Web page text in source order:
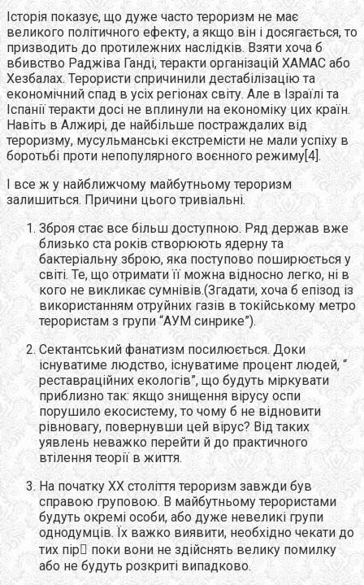
Історія показує, що дуже часто тероризм не має
великого політичного ефекту, а якщо він і досягається, то
призводить до протилежних наслідків. Взяти хоча б
вбивство Раджіва Ганді, теракти організацій ХАМАС або
Хезбалах. Терористи спричинили дестабілізацію та
економічний спад в усіх регіонах світу. Але в Ізраїлі та
Іспанії теракти досі не вплинули на економіку цих країн.
Навіть в Алжирі, де найбільше постраждалих від
тероризму, мусульманські екстремісти не мали успіху в
боротьбі проти непопулярного воєнного режиму[4].
І все ж у найближчому майбутньому тероризм
залишиться. Причини цього тривіальні.
Зброя стає все більш доступною. Ряд держав вже
близько ста років створюють ядерну та
бактеріальну зброю, яка поступово поширюється у
світі. Те, що отримати її можна відносно легко, ні в
кого не викликає сумнівів.(Згадати, хоча б епізод із
використанням отруйних газів в токійському метро
терористам з групи “АУМ синрике”).
Сектантський фанатизм посилюється. Доки
існуватиме людство, існуватиме процент людей, “
реставраційних екологів”, що будуть міркувати
приблизно так: якщо знищення вірусу оспи
порушило екосистему, то чому б не відновити
рівновагу, повернувши цей вірус? Від таких
уявлень неважко перейти й до практичного
втілення теорії в життя.
На початку ХХ століття тероризм завжди був
справою груповою. В майбутньому терористами
будуть окремі особи, або дуже невеликі групи
однодумців. Їх важко виявити, необхідно чекати до
тих пір поки вони не здійснять велику помилку
або не будуть розкриті випадково.